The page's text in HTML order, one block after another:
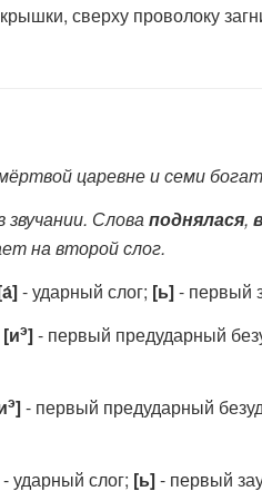
сверху проволоку
царевне и семи
Словаподнялася,
на второй слог.
- ударный слог; [ь]- первый
[иэ]- первый предударный
э]- первый предударный
- ударный слог; [ь]- первый